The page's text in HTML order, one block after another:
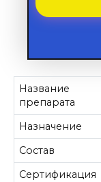
Название
препарата
Назначение
Состав
Сертификация